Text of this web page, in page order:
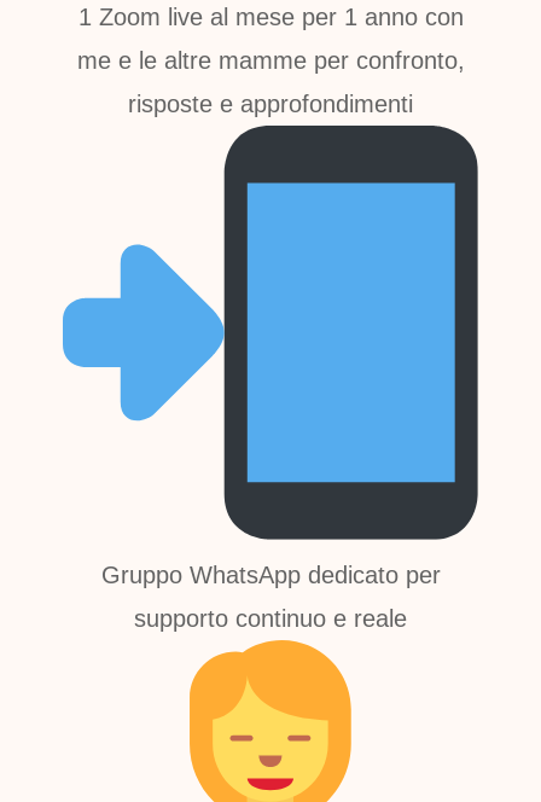
1 Zoom live al mese per 1 anno con
me e le altre mamme per confronto,
risposte e approfondimenti
Gruppo WhatsApp dedicato per
supporto continuo e reale